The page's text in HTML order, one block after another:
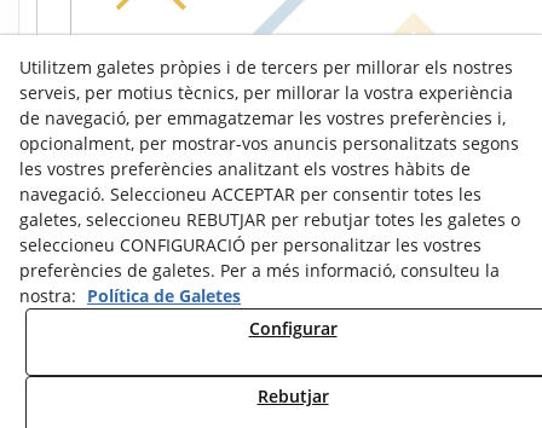
Utilitzem galetes pròpies i de tercers per millorar els nostres
serveis, per motius tècnics, per millorar la vostra experiència
de navegació, per emmagatzemar les vostres preferències i,
opcionalment, per mostrar-vos anuncis personalitzats segons
les vostres preferències analitzant els vostres hàbits de
navegació. Seleccioneu ACCEPTAR per consentir totes les
galetes, seleccioneu REBUTJAR per rebutjar totes les galetes o
seleccioneu CONFIGURACIÓ per personalitzar les vostres
preferències de galetes. Per a més informació, consulteu la
nostra: Política de Galetes
Configurar
Rebutjar